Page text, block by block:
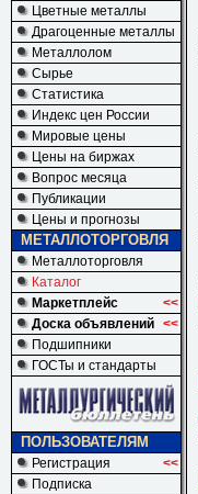
Цветные металлы
Драгоценные металлы
Металлолом
Сырье
Статистика
Индекс цен России
Мировые цены
Цены на биржах
Вопрос месяца
Публикации
Цены и прогнозы
МЕТАЛЛОТОРГОВЛЯ
Металлоторговля
Каталог
Маркетплейс
<<
Доска объявлений <<
Подшипники
ГОСТы и стандарты
ПОЛЬЗОВАТЕЛЯМ
Регистрация
<<
Подписка